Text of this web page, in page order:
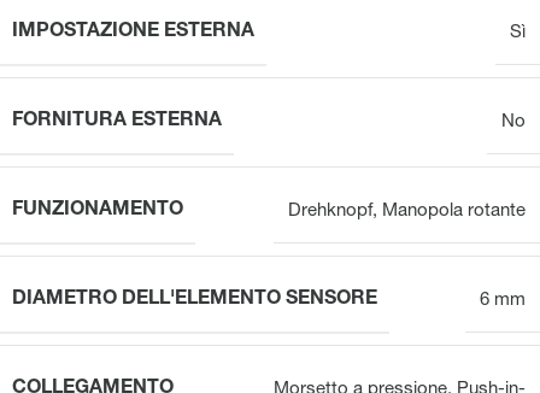
IMPOSTAZIONE ESTERNA Sì
FORNITURA ESTERNA No
FUNZIONAMENTO Drehknopf, Manopola rotante
DIAMETRO DELL'ELEMENTO SENSORE 6 mm
COLLEGAMENTO